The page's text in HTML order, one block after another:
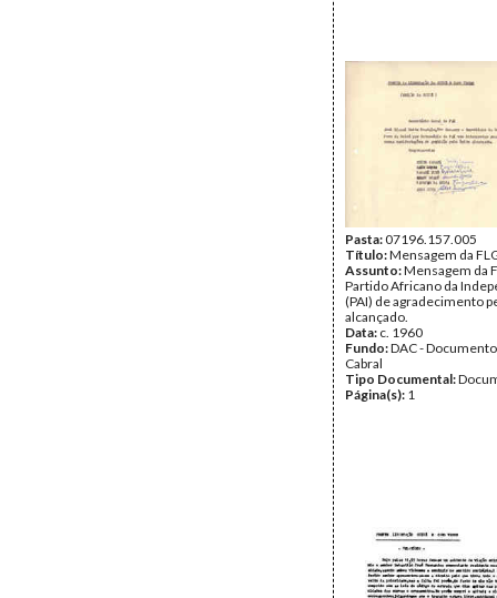
Pasta:07196.157.005
Título:Mensagem da
Assunto:Mensagem da
Partido Africano da
(PAI) de agradecimento
alcançado.
Data: c. 1960
Fundo:DAC -
Cabral
Tipo Documental:
Página(s): 1